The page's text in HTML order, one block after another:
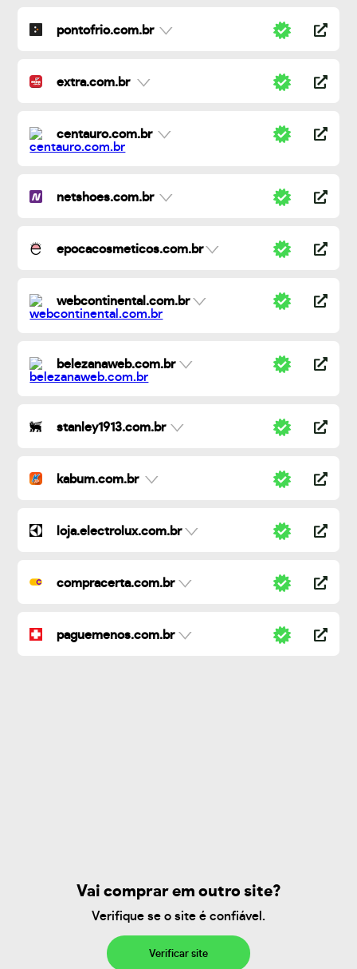
pontofrio.com.br
extra.com.br
centauro.com.br
netshoes.com.br
epocacosmeticos.com.br
webcontinental.com.br
belezanaweb.com.br
stanley1913.com.br
kabum.com.br
loja.electrolux.com.br
compracerta.com.br
paguemenos.com.br
Vai comprar em outro site?
Verifique se o site é confiável.
Verificar site